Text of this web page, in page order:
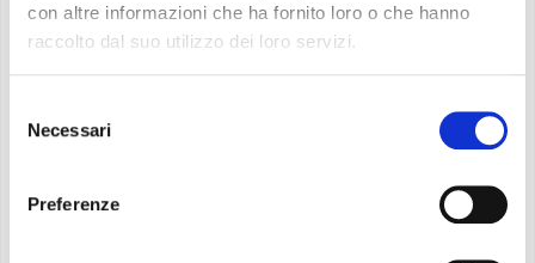
con altre informazioni che ha fornito loro o che hanno
raccolto dal suo utilizzo dei loro servizi.
delNecessari
Preferenze